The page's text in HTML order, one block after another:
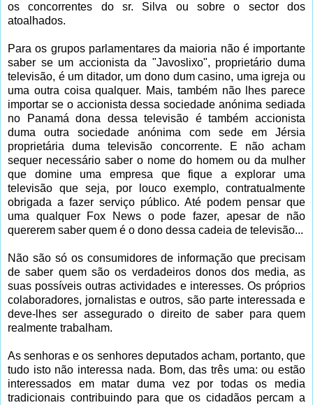
os concorrentes do sr. Silva ou sobre o sector dos
atoalhados.
Para os grupos parlamentares da maioria não é importante
saber se um accionista da "Javoslixo", proprietário duma
televisão, é um ditador, um dono dum casino, uma igreja ou
uma outra coisa qualquer. Mais, também não lhes parece
importar se o accionista dessa sociedade anónima sediada
no Panamá dona dessa televisão é também accionista
duma outra sociedade anónima com sede em Jérsia
proprietária duma televisão concorrente. E não acham
sequer necessário saber o nome do homem ou da mulher
que domine uma empresa que fique a explorar uma
televisão que seja, por louco exemplo, contratualmente
obrigada a fazer serviço público. Até podem pensar que
uma qualquer Fox News o pode fazer, apesar de não
quererem saber quem é o dono dessa cadeia de televisão...
Não são só os consumidores de informação que precisam
de saber quem são os verdadeiros donos dos media, as
suas possíveis outras actividades e interesses. Os próprios
colaboradores, jornalistas e outros, são parte interessada e
deve-lhes ser assegurado o direito de saber para quem
realmente trabalham.
As senhoras e os senhores deputados acham, portanto, que
tudo isto não interessa nada. Bom, das três uma: ou estão
interessados em matar duma vez por todas os media
tradicionais contribuindo para que os cidadãos percam a